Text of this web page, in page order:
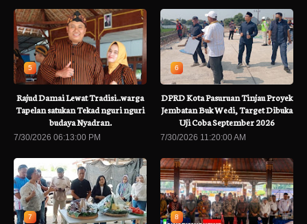
5
Rajud Damai Lewat Tradisi..warga
Tapelan satukan Tekad nguri nguri
budaya Nyadran.
7/30/2026 06:13:00 PM
6
DPRD Kota Pasuruan Tinjau Proyek
Jembatan Buk Wedi, Target Dibuka
Uji Coba September 2026
7/30/2026 11:20:00 AM
7 8